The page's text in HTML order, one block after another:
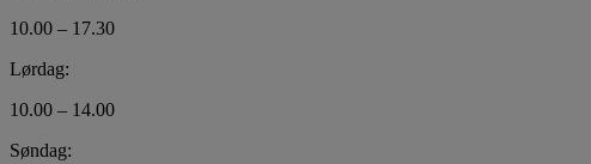
10.00 – 17.30
Lørdag:
10.00 – 14.00
Søndag: